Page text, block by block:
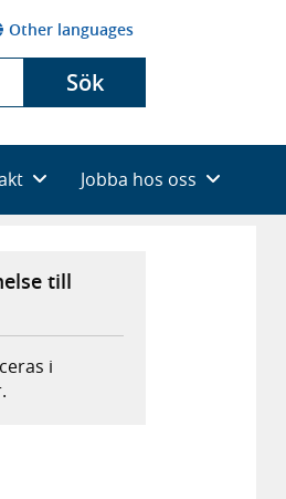
Other languages
Sök
Jobba hos oss
till
i